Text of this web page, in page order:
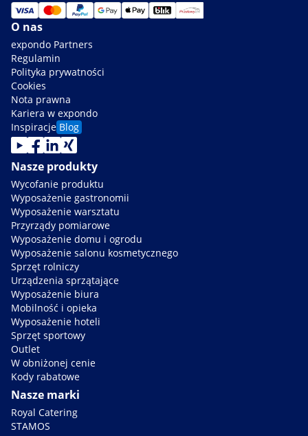
O nas
expondo Partners
Regulamin
Polityka prywatności
Cookies
Nota prawna
Kariera w expondo
Inspiracje Blog
Nasze produkty
Wycofanie produktu
Wyposażenie gastronomii
Wyposażenie warsztatu
Przyrządy pomiarowe
Wyposażenie domu i ogrodu
Wyposażenie salonu kosmetycznego
Sprzęt rolniczy
Urządzenia sprzątające
Wyposażenie biura
Mobilność i opieka
Wyposażenie hoteli
Sprzęt sportowy
Outlet
W obniżonej cenie
Kody rabatowe
Nasze marki
Royal Catering
STAMOS